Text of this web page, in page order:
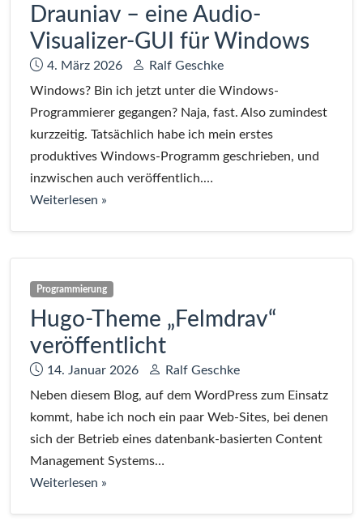
Drauniav – eine Audio-
Visualizer-GUI für Windows
Datum:
4. März 2026 Autor:
Ralf Geschke
Windows? Bin ich jetzt unter die Windows-
Programmierer gegangen? Naja, fast. Also zumindest
kurzzeitig. Tatsächlich habe ich mein erstes
produktives Windows-Programm geschrieben, und
inzwischen auch veröffentlich.…
Weiterlesen bei
Audio-
Visualizer-
GUI
für
Windows
»
Programmierung
Hugo-Theme „Felmdrav“
veröffentlicht
Datum:
14. Januar 2026 Autor:
Ralf Geschke
Neben diesem Blog, auf dem WordPress zum Einsatz
kommt, habe ich noch ein paar Web-Sites, bei denen
sich der Betrieb eines datenbank-basierten Content
Management Systems…
Weiterlesen bei
»